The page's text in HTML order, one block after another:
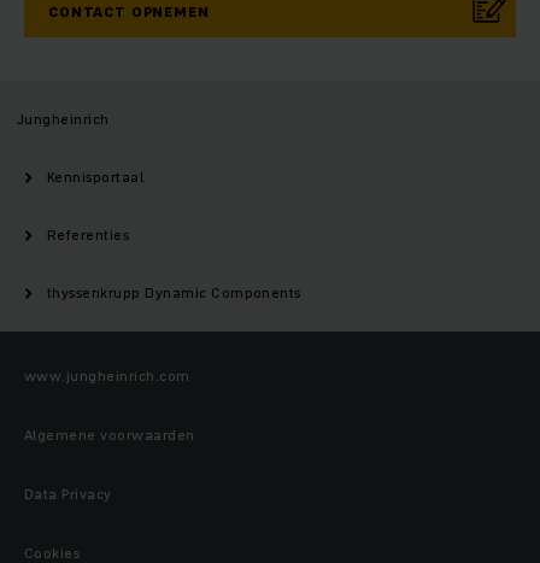
CONTACT OPNEMEN
Jungheinrich
Kennisportaal
Referenties
thyssenkrupp Dynamic Components
www.jungheinrich.com
Algemene voorwaarden
Data Privacy
Cookies